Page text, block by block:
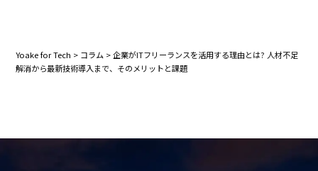
Yoake for Tech > コラム >企業がITフリーランスを活用する理由とは? 人材不足
解消から最新技術導入まで、そのメリットと課題